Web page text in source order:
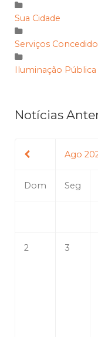
Sua Cidade
Serviços
Iluminação Pública
Notícias
Ago
Dom Seg
2 3